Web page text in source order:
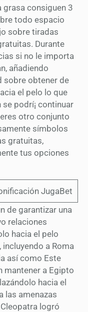
grasa consiguen 3
todo espacio
sobre tiradas
Durante
si no le importa
añadiendo
sobre obtener de
el pelo lo que
podrí¡ continuar
otro conjunto
símbolos
gratuitas,
tus opciones
de garantizar una
relaciones
hacia el pelo
a Roma
así­ como Este
mantener a Egipto
hacia el
las amenazas
logró